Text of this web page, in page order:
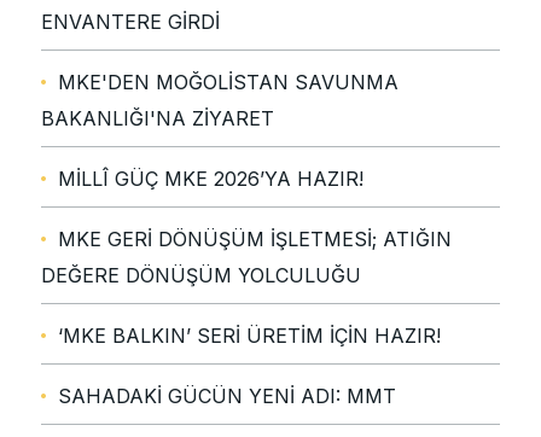
ENVANTERE GİRDİ
MKE'DEN MOĞOLİSTAN SAVUNMA
BAKANLIĞI'NA ZİYARET
MİLLÎ GÜÇ MKE 2026’YA HAZIR!
MKE GERİ DÖNÜŞÜM İŞLETMESİ; ATIĞIN
DEĞERE DÖNÜŞÜM YOLCULUĞU
‘MKE BALKIN’ SERİ ÜRETİM İÇİN HAZIR!
SAHADAKİ GÜCÜN YENİ ADI: MMT